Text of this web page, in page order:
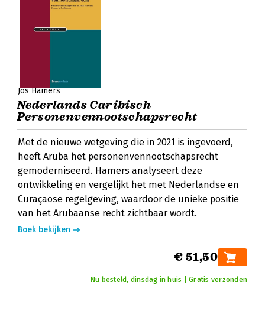
Jos Hamers
Nederlands Caribisch
Personenvennootschapsrecht
Met de nieuwe wetgeving die in 2021 is ingevoerd,
heeft Aruba het personenvennootschapsrecht
gemoderniseerd. Hamers analyseert deze
ontwikkeling en vergelijkt het met Nederlandse en
Curaçaose regelgeving, waardoor de unieke positie
van het Arubaanse recht zichtbaar wordt.
Boek bekijken
€ 51,50
Nu besteld, dinsdag in huis | Gratis verzonden